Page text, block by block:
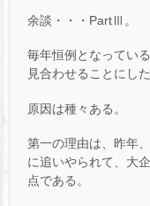
余談・・・PartⅢ。
毎年恒例となってい
見合わせることにした
原因は種々ある。
第一の理由は、昨年
に追いやられて、大
点である。